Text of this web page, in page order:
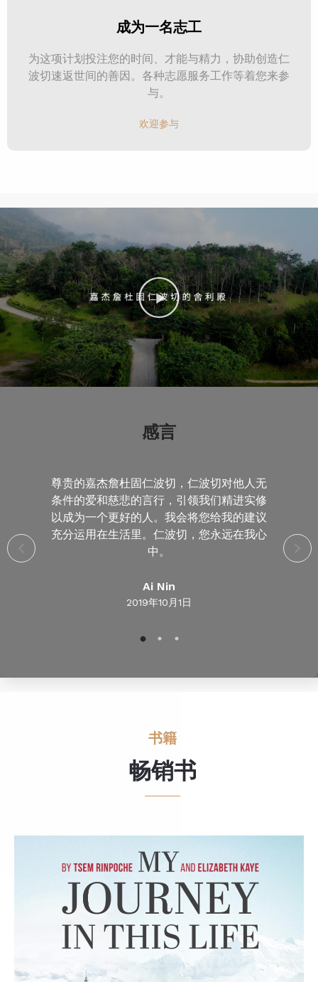
成为一名志工
为这项计划投注您的时间、才能与精力，协助创造仁
波切速返世间的善因。各种志愿服务工作等着您来参
与。
欢迎参与
感言
尊贵的嘉杰詹杜固仁波切，仁波切对他人无
条件的爱和慈悲的言行，引领我们精进实修
以成为一个更好的人。我会将您给我的建议
充分运用在生活里。仁波切，您永远在我心
中。
Ai Nin
2019年10月1日
书籍
畅销书